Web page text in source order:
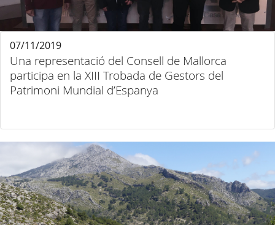
Una representació del Consell de Mallorca
participa en la XIII Trobada de Gestors del
Patrimoni Mundial d’Espanya
07/11/2019